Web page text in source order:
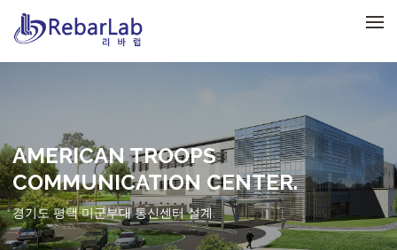
AMERICAN TROOPS
COMMUNICATION CENTER.
경기도 평택 미군부대 통신센터 설계.